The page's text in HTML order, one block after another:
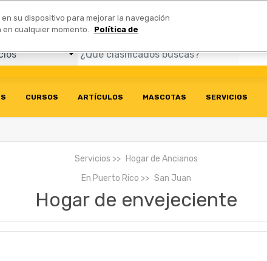
CURSOS ARTÍCULOS MASCOTAS SERVICIOS
Servicios
Hogar de Ancianos
En Puerto Rico San Juan
Hogar de envejeciente
su dispositivo para mejorar la navegación
en cualquier momento.
Política de